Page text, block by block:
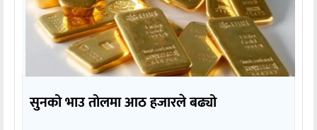
सुनको भाउ तोलमा आठ हजारले बढ्यो